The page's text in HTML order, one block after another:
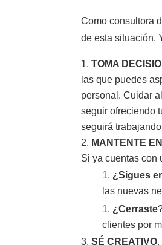
Como consultora
de esta situación.
TOMA
las que puedes
personal. Cuidar
seguir ofreciendo
seguirá
MANTENTE
Si ya cuentas con
¿Sigues
las nuevas
¿Cerraste
clientes por
SÉ CREATIVO.